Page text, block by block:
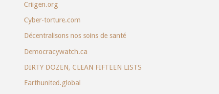
Criigen.org
Cyber-torture.com
Décentralisons nos soins de santé
Democracywatch.ca
DIRTY DOZEN, CLEAN FIFTEEN LISTS
Earthunited.global